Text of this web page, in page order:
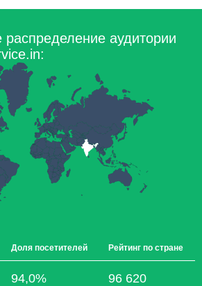
распределение аудитории
Доля посетителей Рейтинг по стране
94,0% 96 620